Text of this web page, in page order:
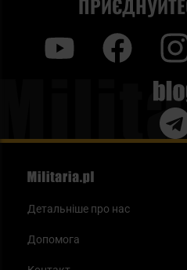
Blog
Детальніше про нас
Допомога